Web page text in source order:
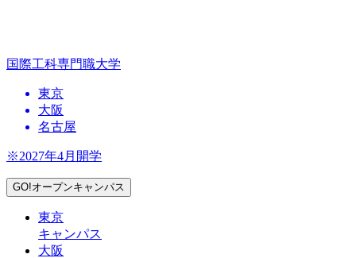
国際工科専門職大学
東京
大阪
名古屋
※2027年4月開学
GO!オープンキャンパス
東京
キャンパス
大阪